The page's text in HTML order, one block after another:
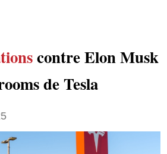
contre Elon Musk
de Tesla